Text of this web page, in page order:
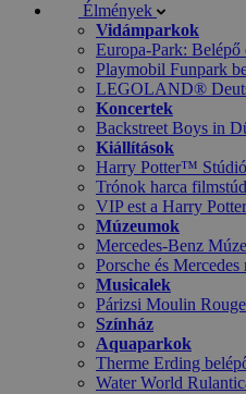
Élmények
Vidámparkok
Europa-Park: Belépő
Playmobil Funpark
LEGOLAND®
Koncertek
Backstreet Boys in
Kiállítások
Harry Potter™
Trónok harca
VIP est a Harry
Múzeumok
Mercedes-Benz
Porsche és
Musicalek
Párizsi Moulin
Színház
Aquaparkok
Therme Erding
Water World